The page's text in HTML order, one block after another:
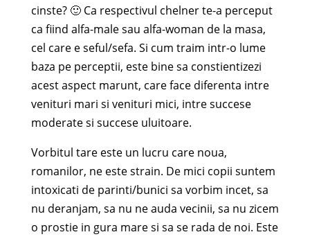
cinste? 🙂 Ca respectivul chelner te-a perceput
ca fiind alfa-male sau alfa-woman de la masa,
cel care e seful/sefa. Si cum traim intr-o lume
baza pe perceptii, este bine sa constientizezi
acest aspect marunt, care face diferenta intre
venituri mari si venituri mici, intre succese
moderate si succese uluitoare.
Vorbitul tare este un lucru care noua,
romanilor, ne este strain. De mici copii suntem
intoxicati de parinti/bunici sa vorbim incet, sa
nu deranjam, sa nu ne auda vecinii, sa nu zicem
o prostie in gura mare si sa se rada de noi. Este